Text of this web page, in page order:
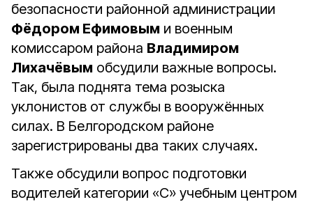
безопасности районной администрации
Фёдором Ефимовым и военным
комиссаром района Владимиром
Лихачёвым обсудили важные вопросы.
Так, была поднята тема розыска
уклонистов от службы в вооружённых
силах. В Белгородском районе
зарегистрированы два таких случаях.
Также обсудили вопрос подготовки
водителей категории «С» учебным центром